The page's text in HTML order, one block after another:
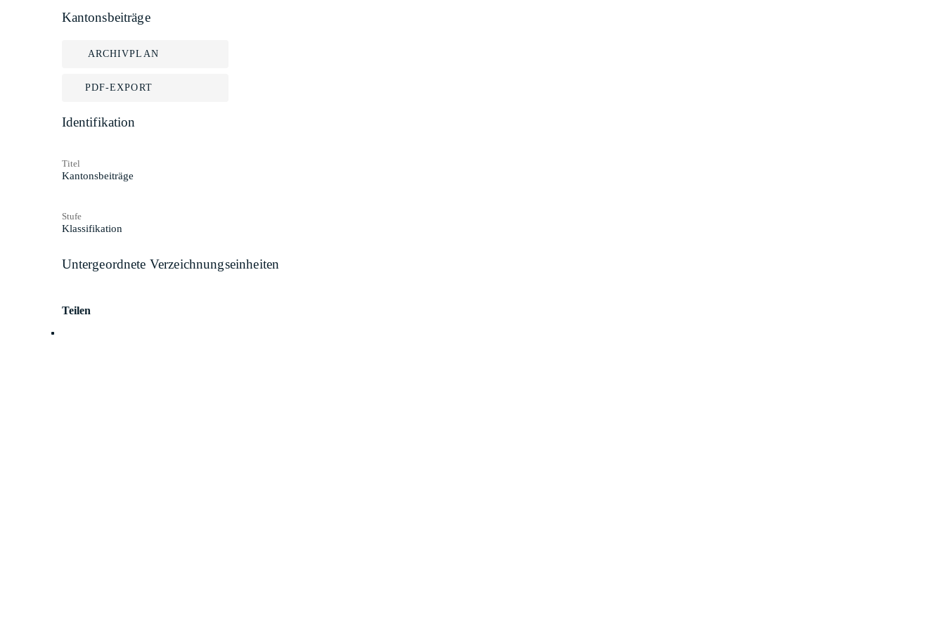
Kantonsbeiträge
ARCHIVPLAN
PDF-EXPORT
Identifikation
Titel
Kantonsbeiträge
Stufe
Klassifikation
Untergeordnete Verzeichnungseinheiten
Teilen